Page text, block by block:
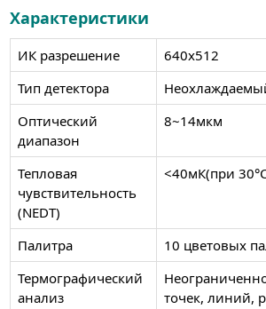
Характеристики
ИК разрешение
640x512
Тип детектора
Оптический
диапазон
8~14мкм
Тепловая
чувствительность
(NEDT)
<40мК(при
Палитра
10 цветовых
Термографический
анализ
точек, линий,